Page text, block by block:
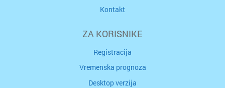
Kontakt
ZA KORISNIKE
Registracija
Vremenska prognoza
Desktop verzija